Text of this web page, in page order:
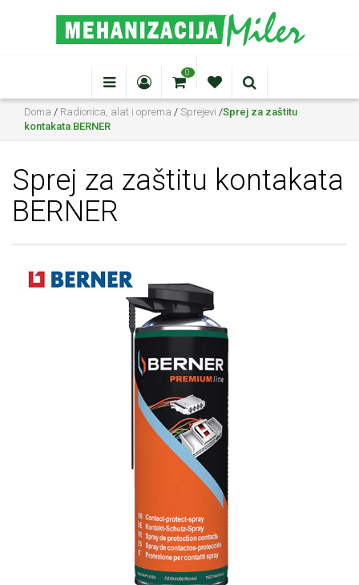
0
Doma / Radionica, alat i oprema / Sprejevi /Sprej za zaštitu
kontakata BERNER
Sprej za zaštitu kontakata
BERNER